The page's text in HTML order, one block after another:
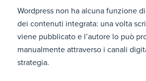
Wordpress non ha alcuna funzione
dei contenuti integrata: una volta
viene pubblicato e l’autore lo può
manualmente attraverso i canali
strategia.